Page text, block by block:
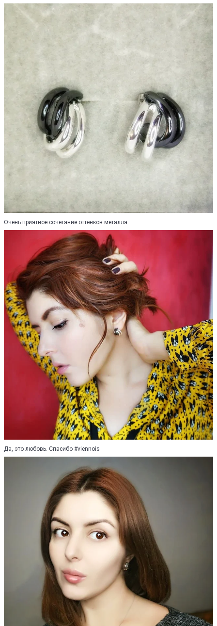
Очень приятное сочетание оттенков металла.
Да, это любовь. Спасибо #viennois